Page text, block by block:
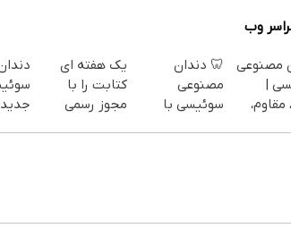
وب
مصنوعی
|
🦷 دندان
مصنوعی
سوئیسی با
یک هفته ای
کتابت را با
مجوز رسمی